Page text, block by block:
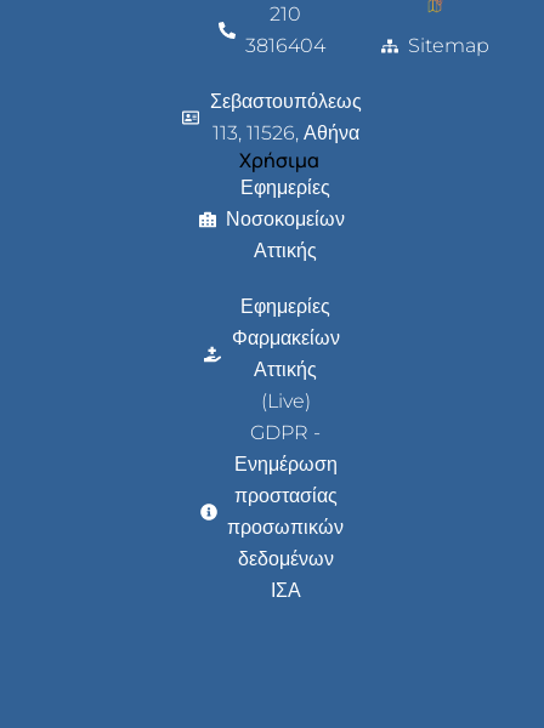
210
3816404
Σεβαστουπόλεως
113, 11526, Αθήνα
Χρήσιμα
Εφημερίες
Νοσοκομείων
Αττικής
Εφημερίες
Φαρμακείων
Αττικής
(Live)
GDPR -
Ενημέρωση
προστασίας
προσωπικών
δεδομένων
ΙΣΑ
Sitemap